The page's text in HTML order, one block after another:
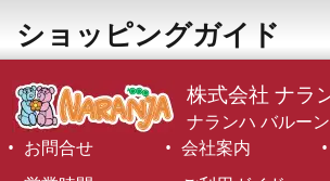
ショッピングガイド
株式会社 ナラ
ナランハ バルー
お問合せ
会社案内